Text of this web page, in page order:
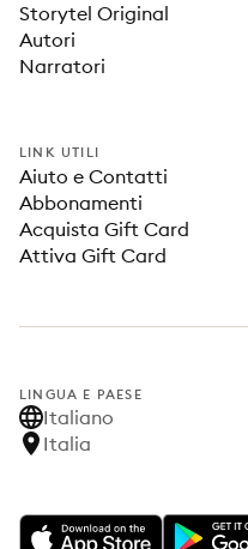
Storytel Original
Autori
Narratori
LINK UTILI
Aiuto e Contatti
Abbonamenti
Acquista Gift Card
Attiva Gift Card
LINGUA E PAESE
Italiano
Italia